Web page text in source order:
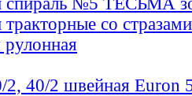
со стразами
2, 40/2 швейная Euron